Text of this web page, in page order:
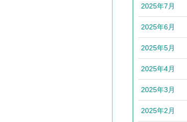
2025年7月
2025年6月
2025年5月
2025年4月
2025年3月
2025年2月